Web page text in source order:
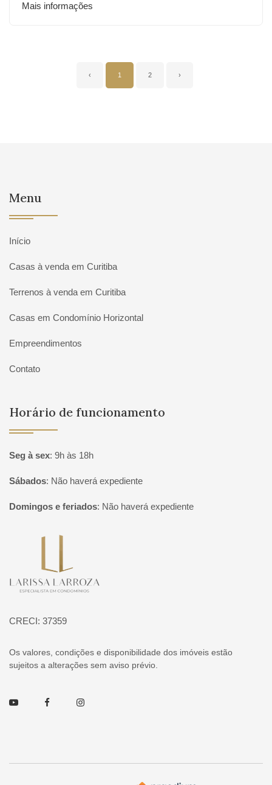
Mais informações
‹ 1 2 ›
Menu
Início
Casas à venda em Curitiba
Terrenos à venda em Curitiba
Casas em Condomínio Horizontal
Empreendimentos
Contato
Horário de funcionamento
Seg à sex: 9h às 18h
Sábados: Não haverá expediente
Domingos e feriados: Não haverá expediente
CRECI: 37359
Os valores, condições e disponibilidade dos imóveis estão
sujeitos a alterações sem aviso prévio.
Youtube FacebookInstagram